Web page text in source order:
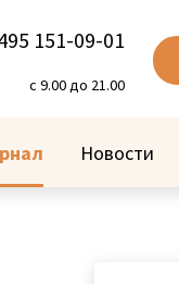
151-09-01
с 9.00 до 21.00
Новости